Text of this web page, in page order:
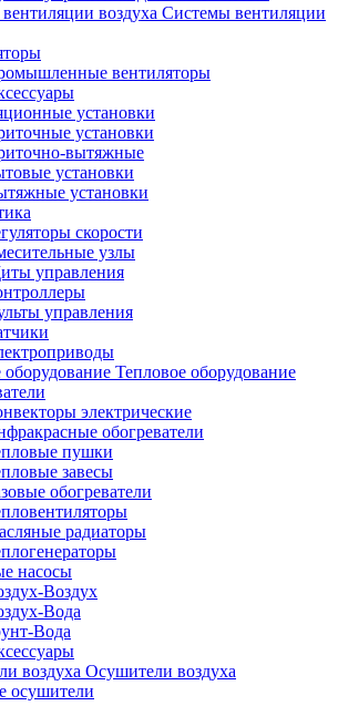
Системы вентиляции
вентиляторы
установки
установки
вытяжные
установки
установки
скорости
узлы
управления
управления
Тепловое оборудование
электрические
обогреватели
пушки
завесы
обогреватели
радиаторы
насосы
Воздух
Вода
Вода
Осушители воздуха
осушители